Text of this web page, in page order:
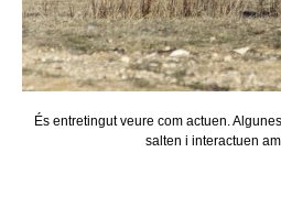
És entretingut veure com actuen.
salten i interactuen